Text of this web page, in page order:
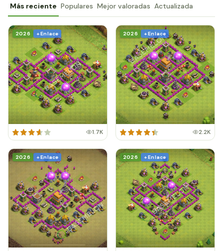
Más reciente Populares Mejor valoradas Actualizada
2026 + Enlace
1.7K
2026 + Enlace
2.2K
2026 + Enlace 2026 + Enlace